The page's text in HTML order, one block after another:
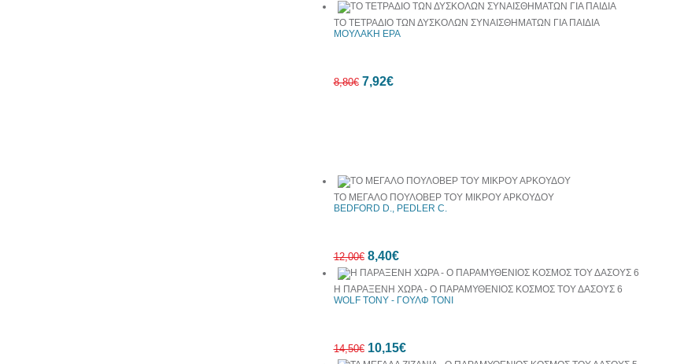
ΤΟ ΤΕΤΡΑΔΙΟ ΤΩΝ ΔΥΣΚΟΛΩΝ ΣΥΝΑΙΣΘΗΜΑΤΩΝ ΓΙΑ ΠΑΙΔΙΑ
ΜΟΥΛΑΚΗ ΕΡΑ
8,80€ 7,92€
ΤΟ ΜΕΓΑΛΟ ΠΟΥΛΟΒΕΡ ΤΟΥ ΜΙΚΡΟΥ ΑΡΚΟΥΔΟΥ
BEDFORD D., PEDLER C.
12,00€ 8,40€
Η ΠΑΡΑΞΕΝΗ ΧΩΡΑ - Ο ΠΑΡΑΜΥΘΕΝΙΟΣ ΚΟΣΜΟΣ ΤΟΥ ΔΑΣΟΥΣ 6
WOLF TONY - ΓΟΥΛΦ ΤΟΝΙ
14,50€ 10,15€